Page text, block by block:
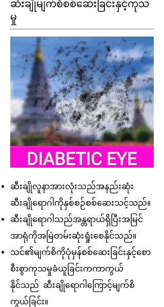
ဆီးချိုမျက်စိစစ်ဆေးခြင်းနှင့်ကုသ
မှု
ဆီးချိုလူနာအားလုံးသည်အနည်းဆုံး
ဆီးချိုရောဂါကိုနှစ်စဉ်စစ်ဆေးသင့်သည်။
ဆီးချိုရောဂါသည်အန္တရာယ်ရှိပြီးအမြင်
အာရုံကိုအမြဲတမ်းဆုံးရှုံးစေနိုင်သည်။
သင်၏မျက်စိကိုပုံမှန်စစ်ဆေးခြင်းနှင့်စော
စီးစွာကုသမှုခံယူခြင်းကကာကွယ်
နိုင်သည် ဆီးချိုရောဂါကြောင့်မျက်စိ
ကွယ်ခြင်း။